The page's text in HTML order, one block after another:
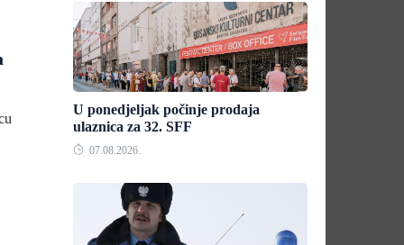
U ponedjeljak počinje prodaja
ulaznica za 32. SFF
07.08.2026.